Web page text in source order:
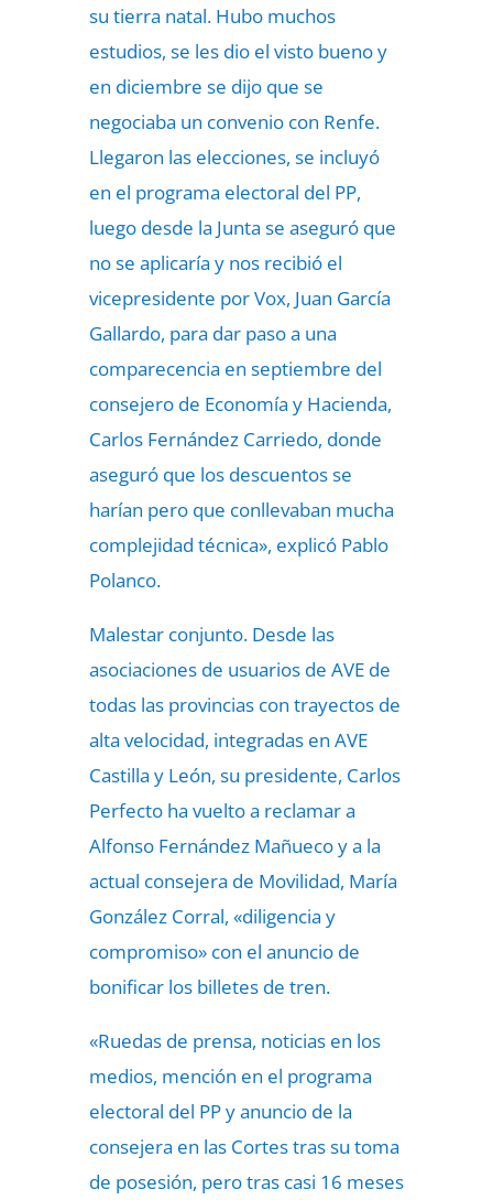
su tierra natal. Hubo muchos
estudios, se les dio el visto bueno y
en diciembre se dijo que se
negociaba un convenio con Renfe.
Llegaron las elecciones, se incluyó
en el programa electoral del PP,
luego desde la Junta se aseguró que
no se aplicaría y nos recibió el
vicepresidente por Vox, Juan García
Gallardo, para dar paso a una
comparecencia en septiembre del
consejero de Economía y Hacienda,
Carlos Fernández Carriedo, donde
aseguró que los descuentos se
harían pero que conllevaban mucha
complejidad técnica», explicó Pablo
Polanco.
Malestar conjunto. Desde las
asociaciones de usuarios de AVE de
todas las provincias con trayectos de
alta velocidad, integradas en AVE
Castilla y León, su presidente, Carlos
Perfecto ha vuelto a reclamar a
Alfonso Fernández Mañueco y a la
actual consejera de Movilidad, María
González Corral, «diligencia y
compromiso» con el anuncio de
bonificar los billetes de tren.
«Ruedas de prensa, noticias en los
medios, mención en el programa
electoral del PP y anuncio de la
consejera en las Cortes tras su toma
de posesión, pero tras casi 16 meses